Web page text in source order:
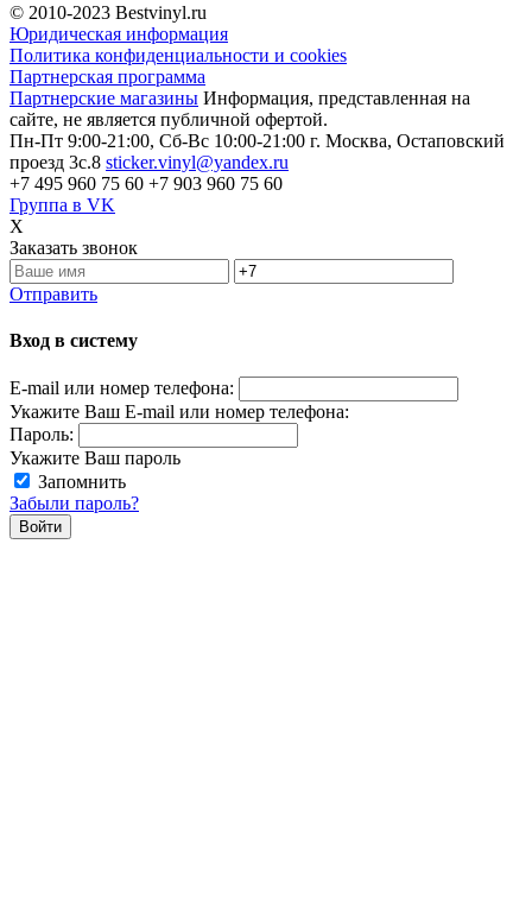
© 2010-2023 Bestvinyl.ru
Юридическая информация
Политика конфиденциальности и cookies
Партнерская программа
Партнерские магазины Информация, представленная на
сайте, не является публичной офертой.
Пн-Пт 9:00-21:00, Сб-Вс 10:00-21:00 г. Москва, Остаповский
проезд 3с.8 sticker.vinyl@yandex.ru
+7 495 960 75 60 +7 903 960 75 60
Группа в VK
X
Заказать звонок
Отправить
Вход в систему
E-mail или номер телефона:
Укажите Ваш E-mail или номер телефона:
Пароль:
Укажите Ваш пароль
Запомнить
Забыли пароль?